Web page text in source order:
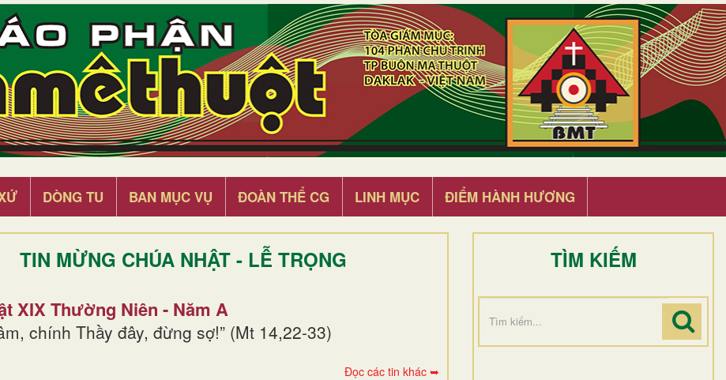
DÒNG TU BAN MỤC VỤ ĐOÀN THỂ CG LINH MỤC ĐIỂM HÀNH HƯƠNG
TIN MỪNG CHÚA NHẬT - LỄ TRỌNG
XIX Thường Niên - Năm A
chính Thầy đây, đừng sợ!” (Mt 14,22-33)
Đọc các tin khác ➥
TÌM KIẾM